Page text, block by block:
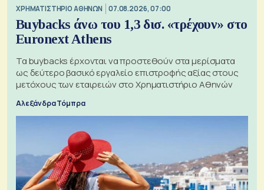
XΡΗΜΑΤΙΣΤΗΡΙΟ ΑΘΗΝΩΝ 07.08.2026, 07:00
Buybacks άνω του 1,3 δισ. «τρέχουν» στο
Euronext Athens
Τα buybacks έρχονται να προστεθούν στα μερίσματα
ως δεύτερο βασικό εργαλείο επιστροφής αξίας στους
μετόχους των εταιρειών στο Χρηματιστήριο Αθηνών
Αλεξάνδρα Τόμπρα